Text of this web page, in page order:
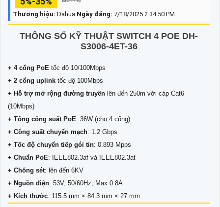
Thương hiệu: Dahua Ngày đăng: 7/18/2025 2:34:50 PM
THÔNG SỐ KỸ THUẬT SWITCH 4 POE DH-
S3006-4ET-36
+ 4 cổng PoE tốc độ 10/100Mbps
+ 2 cổng uplink tốc độ 100Mbps
+ Hỗ trợ mở rộng đường truyền lên đến 250m với cáp Cat6
(10Mbps)
+ Tổng công suất PoE: 36W (cho 4 cổng)
+ Công suất chuyển mạch: 1.2 Gbps
+ Tốc độ chuyển tiếp gói tin: 0.893 Mpps
+ Chuẩn PoE: IEEE802.3af và IEEE802.3at
+ Chống sét: lên đến 6KV
+ Nguồn điện: 53V, 50/60Hz, Max 0.8A
+ Kích thước: 115.5 mm × 84.3 mm × 27 mm